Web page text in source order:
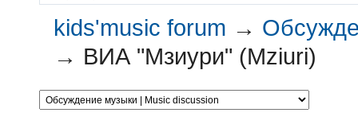
kids'music forum →
→ ВИА "Мзиури" (Mziuri)